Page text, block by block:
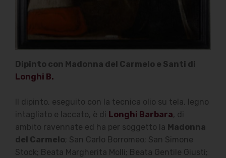
Dipinto con Madonna del Carmelo e Santi di
Longhi B.
Il dipinto, eseguito con la tecnica olio su tela, legno
intagliato e laccato, è di Longhi Barbara, di
ambito ravennate ed ha per soggetto la Madonna
del Carmelo; San Carlo Borromeo; San Simone
Stock; Beata Margherita Molli; Beata Gentile Giusti;